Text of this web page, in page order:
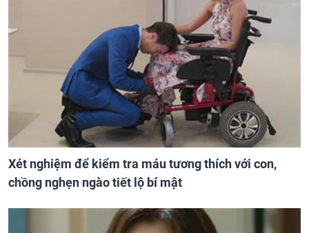
Xét nghiệm để kiểm tra máu tương thích với con,
chồng nghẹn ngào tiết lộ bí mật